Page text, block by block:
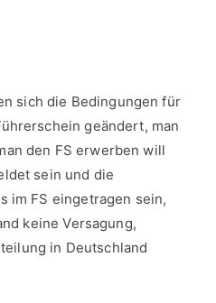
sich die Bedingungen für
geändert, man
den FS erwerben will
sein und die
im FS eingetragen sein,
keine Versagung,
in Deutschland